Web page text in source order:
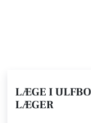
LÆGE I
LÆGER